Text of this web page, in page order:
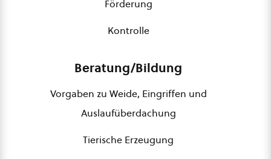
Förderung
Kontrolle
Beratung/Bildung
Vorgaben zu Weide, Eingriffen und
Auslaufüberdachung
Tierische Erzeugung